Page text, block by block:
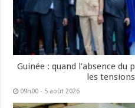
Guinée : quand l’absence
les
09h00 - 5 août 2026